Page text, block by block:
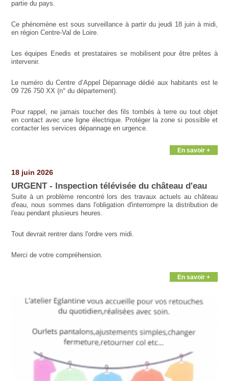
partie du pays.
Ce phénomène est sous surveillance à partir du jeudi 18 juin à midi,
en région Centre-Val de Loire.
Les équipes Enedis et prestataires se mobilisent pour être prêtes à
intervenir.
Le numéro du Centre d’Appel Dépannage dédié aux habitants est le
09 726 750 XX (n° du département).
Pour rappel, ne jamais toucher des fils tombés à terre ou tout objet
en contact avec une ligne électrique. Protéger la zone si possible et
contacter les services dépannage en urgence.
En savoir +
18 juin 2026
URGENT - Inspection télévisée du château d'eau
Suite à un problème rencontré lors des travaux actuels au château
d'eau, nous sommes dans l'obligation d'interrompre la distribution de
l'eau pendant plusieurs heures.
Tout devrait rentrer dans l'ordre vers midi.
Merci de votre compréhension.
En savoir +